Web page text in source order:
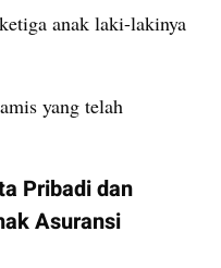
anak laki-lakinya
yang telah
Pribadi dan
Asuransi